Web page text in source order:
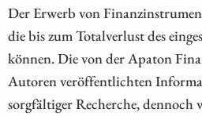
Der Erwerb von
die bis zum Totalverlust des
können. Die von der Apaton
Autoren veröffentlichten
sorgfältiger Recherche,